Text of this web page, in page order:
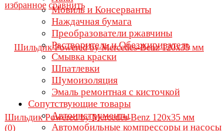
Мовиль и Консерванты
Наждачная бумага
Преобразователи ржавчины
Растворитель и Обезжириватель
Смывка краски
Шпатлевки
Шумоизоляция
Эмаль ремонтная с кисточкой
Сопутствующие товары
Автоинструменты
Автомобильные компрессоры и насосы
избранное сравнить
Шильдик Powered by Mercedes-Benz 120х35 мм
(0)